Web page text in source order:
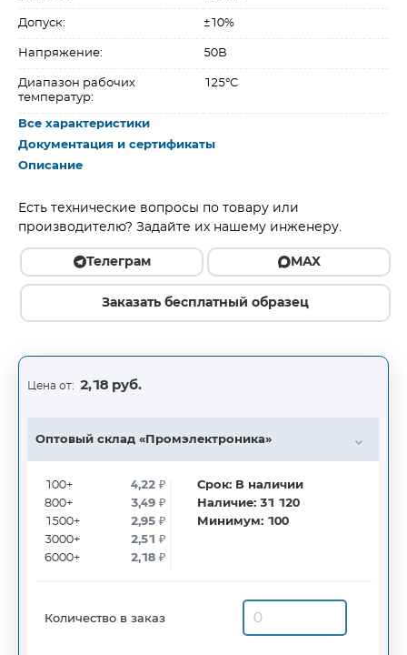
Допуск: ±10%
Напряжение: 50В
Диапазон рабочих
температур:
125°C
Все характеристики
Документация и сертификаты
Описание
Есть технические вопросы по товару или
производителю? Задайте их нашему инженеру.
Телеграм MAX
Заказать бесплатный образец
Цена от: 2,18 руб.
Оптовый склад «Промэлектроника»
100+
800+
1500+
3000+
6000+
4,22₽
3,49₽
2,95₽
2,51₽
2,18₽
Срок: В наличии
Наличие:31 120
Минимум: 100
Количество в заказ